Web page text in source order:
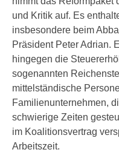
und Kritik auf. Es
insbesondere beim
Präsident Peter Adrian.
hingegen die
sogenannten
mittelständische
Familienunternehmen,
schwierige Zeiten
im Koalitionsvertrag
Arbeitszeit.